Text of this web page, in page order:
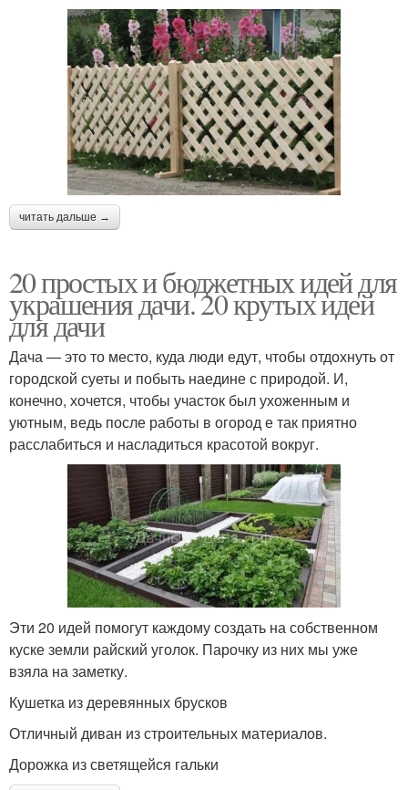
читать дальше →
20 простых и бюджетных идей для
украшения дачи. 20 крутых идей
для дачи
Дача — это то место, куда люди едут, чтобы отдохнуть от
городской суеты и побыть наедине с природой. И,
конечно, хочется, чтобы участок был ухоженным и
уютным, ведь после работы в огород е так приятно
расслабиться и насладиться красотой вокруг.
Эти 20 идей помогут каждому создать на собственном
куске земли райский уголок. Парочку из них мы уже
взяла на заметку.
Кушетка из деревянных брусков
Отличный диван из строительных материалов.
Дорожка из светящейся гальки